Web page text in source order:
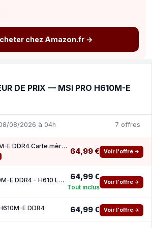
chez Amazon.fr →
DE PRIX — MSI PRO H610M-E
08/2026 à 04h 7 offres
MSI Pro H610M-E DDR4 Carte mère, Micro-ATX - pour processeur Intel de 14e, 13e et 12e gén.
64,99 € Voir l'offre →
MSI PRO H610M-E DDR4 - H610 LGA1700 DDR4 mATX 64,99 €
Tout inclus
Voir l'offre →
E DDR4 64,99 € Voir l'offre →